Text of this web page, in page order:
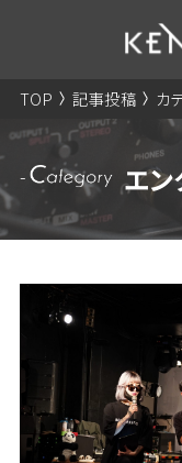
TOP 記事投稿 カ
エン